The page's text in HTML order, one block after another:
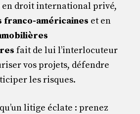
en droit international privé,
franco-américaines et en
fait de lui l’interlocuteur
vos projets, défendre
les risques.
litige éclate : prenez